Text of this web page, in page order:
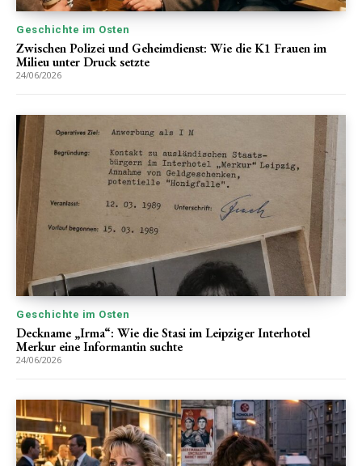
Geschichte im Osten
Zwischen Polizei und Geheimdienst: Wie die K1 Frauen im
Milieu unter Druck setzte
24/06/2026
Geschichte im Osten
Deckname „Irma“: Wie die Stasi im Leipziger Interhotel
Merkur eine Informantin suchte
24/06/2026